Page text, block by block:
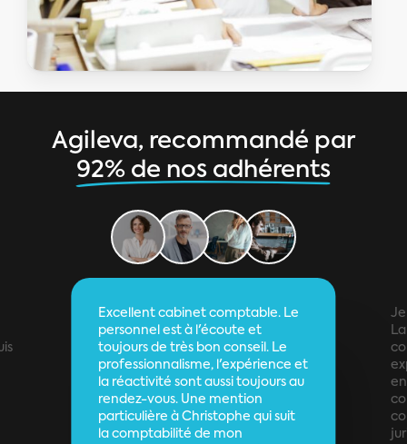
Agileva, recommandé par
92% de nos adhérents
Excellent cabinet comptable. Le
personnel est à l'écoute et
toujours de très bon conseil. Le
professionnalisme, l'expérience et
la réactivité sont aussi toujours au
rendez-vous. Une mention
particulière à Christophe qui suit
la comptabilité de mon
Je